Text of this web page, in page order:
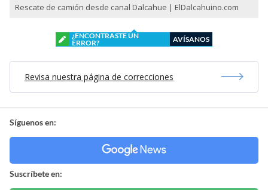
Rescate de camión desde canal Dalcahue | ElDalcahuino.com
¿ENCONTRASTE UN
ERROR?
AVÍSANOS
Revisa nuestra página de correcciones
Síguenos en:
Suscríbete en: